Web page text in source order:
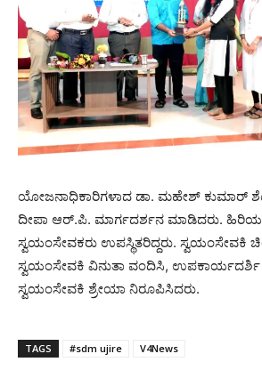
ಯೋಜನಾಧಿಕಾರಿಗಳಾದ ಡಾ. ಮಹೇಶ್ ಕುಮಾರ್
ದೀಪಾ ಆರ್.ಪಿ. ಮಾರ್ಗದರ್ಶನ ಮಾಡಿದರು.
ಸ್ವಯಂಸೇವಕರು ಉಪಸ್ಥಿತರಿದ್ದರು. ಸ್ವಯಂಸೇವಕಿ
ಸ್ವಯಂಸೇವಕಿ ವಿನುತಾ ವಂದಿಸಿ, ಉಪಕಾರ್ಯದರ್ಶಿ
ಸ್ವಯಂಸೇವಕಿ ಶ್ರೇಯಾ ನಿರೂಪಿಸಿದರು.
TAGS #sdm ujire V4News